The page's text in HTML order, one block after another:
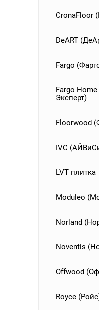
CronaFloor
DeART
Fargo
Fargo
Эксперт)
Floorwood
IVC
LVT плитка
Moduleo
Norland
Noventis
Offwood
Royce